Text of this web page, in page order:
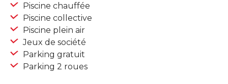
Piscine chauffée
Piscine collective
Piscine plein air
Jeux de société
Parking gratuit
Parking 2 roues